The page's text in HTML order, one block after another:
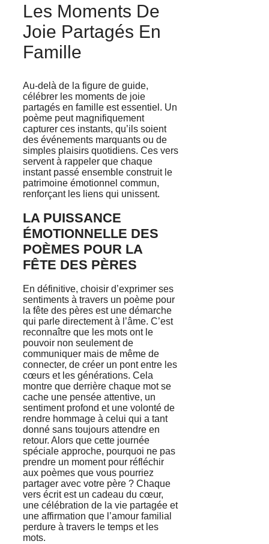
Les Moments De
Joie Partagés En
Famille
Au-delà de la figure de guide,
célébrer les moments de joie
partagés en famille est essentiel. Un
poème peut magnifiquement
capturer ces instants, qu’ils soient
des événements marquants ou de
simples plaisirs quotidiens. Ces vers
servent à rappeler que chaque
instant passé ensemble construit le
patrimoine émotionnel commun,
renforçant les liens qui unissent.
LA PUISSANCE
ÉMOTIONNELLE DES
POÈMES POUR LA
FÊTE DES PÈRES
En définitive, choisir d’exprimer ses
sentiments à travers un poème pour
la fête des pères est une démarche
qui parle directement à l’âme. C’est
reconnaître que les mots ont le
pouvoir non seulement de
communiquer mais de même de
connecter, de créer un pont entre les
cœurs et les générations. Cela
montre que derrière chaque mot se
cache une pensée attentive, un
sentiment profond et une volonté de
rendre hommage à celui qui a tant
donné sans toujours attendre en
retour. Alors que cette journée
spéciale approche, pourquoi ne pas
prendre un moment pour réfléchir
aux poèmes que vous pourriez
partager avec votre père ? Chaque
vers écrit est un cadeau du cœur,
une célébration de la vie partagée et
une affirmation que l’amour familial
perdure à travers le temps et les
mots.